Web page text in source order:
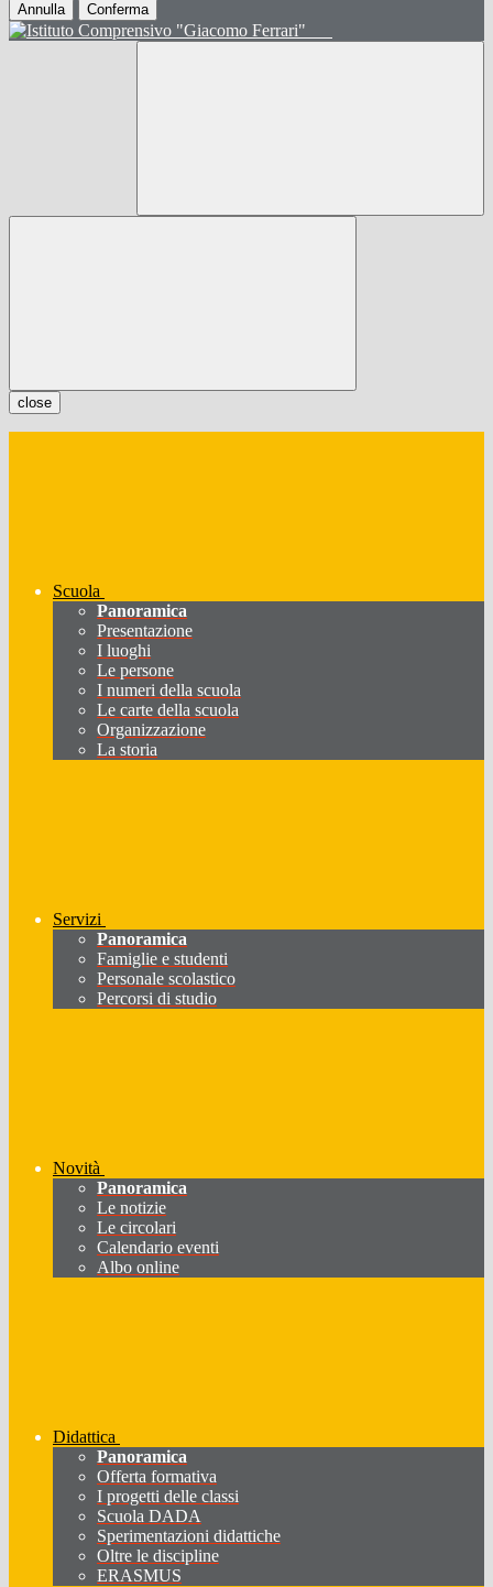
Annulla Conferma
close
Scuola
Panoramica
Presentazione
I luoghi
Le persone
I numeri della scuola
Le carte della scuola
Organizzazione
La storia
Servizi
Panoramica
Famiglie e studenti
Personale scolastico
Percorsi di studio
Novità
Panoramica
Le notizie
Le circolari
Calendario eventi
Albo online
Didattica
Panoramica
Offerta formativa
I progetti delle classi
Scuola DADA
Sperimentazioni didattiche
Oltre le discipline
ERASMUS